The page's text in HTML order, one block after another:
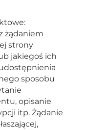
żądaniem
strony
jakiegoś ich
sposobu
opisanie
itp. Żądanie